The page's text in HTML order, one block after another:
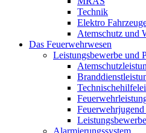
Technik
Elektro
Atemschutz und
Das Feuerwehrwesen
Leistungsbewerbe und
Alarmierungssystem